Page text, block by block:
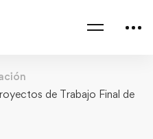
de Trabajo Final de